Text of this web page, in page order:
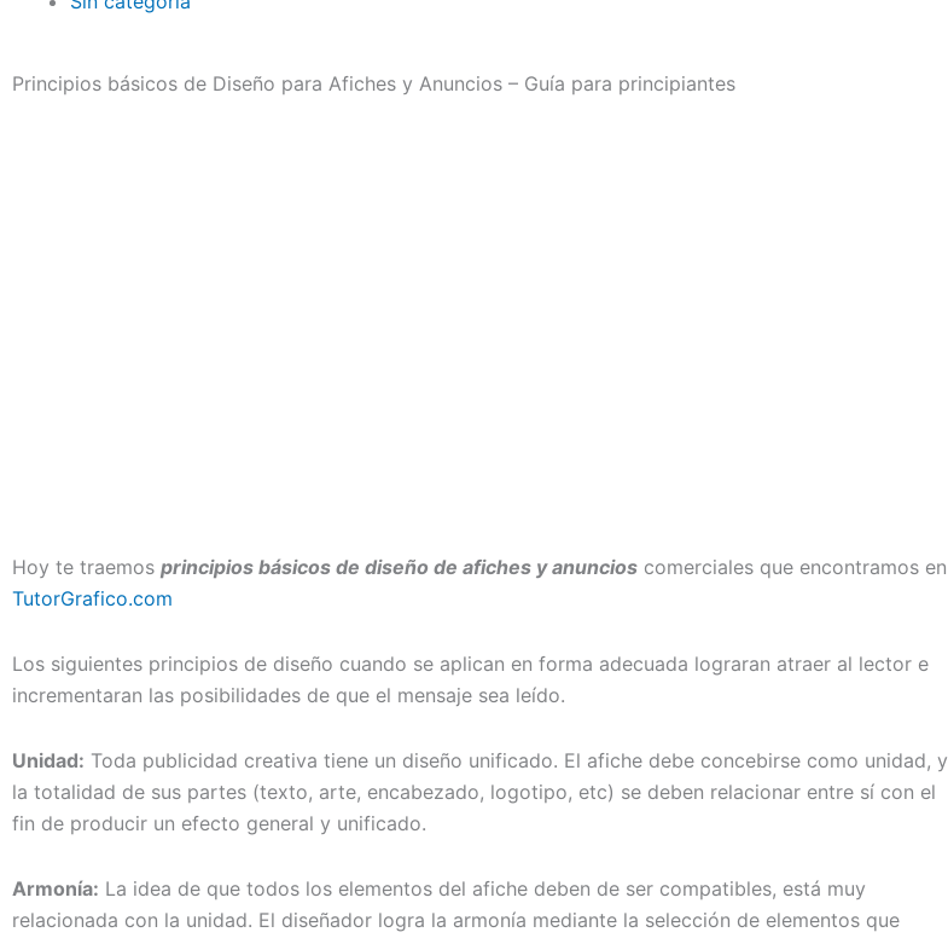
Principios básicos de Diseño para Afiches y Anuncios – Guía para principiantes
Hoy te traemos principios básicos de diseño de afiches y anuncios comerciales que encontramos en
TutorGrafico.com
Los siguientes principios de diseño cuando se aplican en forma adecuada lograran atraer al lector e
incrementaran las posibilidades de que el mensaje sea leído.
Unidad: Toda publicidad creativa tiene un diseño unificado. El afiche debe concebirse como unidad, y
la totalidad de sus partes (texto, arte, encabezado, logotipo, etc) se deben relacionar entre sí con el
fin de producir un efecto general y unificado.
Armonía: La idea de que todos los elementos del afiche deben de ser compatibles, está muy
relacionada con la unidad. El diseñador logra la armonía mediante la selección de elementos que